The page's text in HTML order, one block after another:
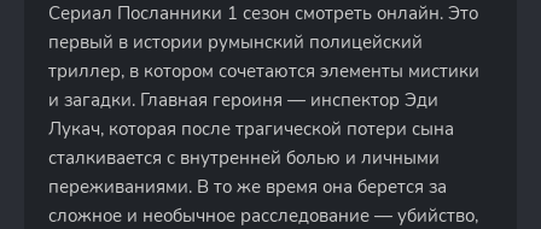
Сериал Посланники 1 сезон смотреть онлайн. Это
первый в истории румынский полицейский
триллер, в котором сочетаются элементы мистики
и загадки. Главная героиня — инспектор Эди
Лукач, которая после трагической потери сына
сталкивается с внутренней болью и личными
переживаниями. В то же время она берется за
сложное и необычное расследование — убийство,